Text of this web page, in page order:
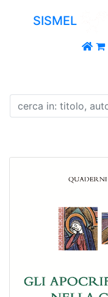
SISMEL